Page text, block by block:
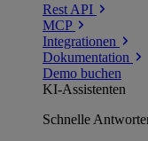
Rest API
MCP
Integrationen
Dokumentation
Demo buchen
KI-Assistenten
Schnelle